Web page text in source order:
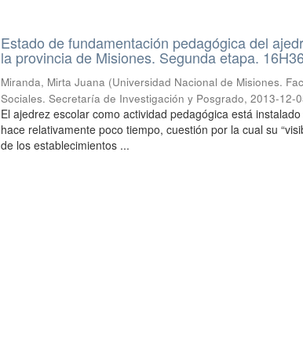
Estado de fundamentación pedagógica del
la provincia de Misiones. Segunda etapa.
Miranda, Mirta Juana (Universidad Nacional de Misiones.
Sociales. Secretaría de Investigación y Posgrado,2013-12-
El ajedrez escolar como actividad pedagógica está
hace relativamente poco tiempo, cuestión por la cual su
de los establecimientos ...